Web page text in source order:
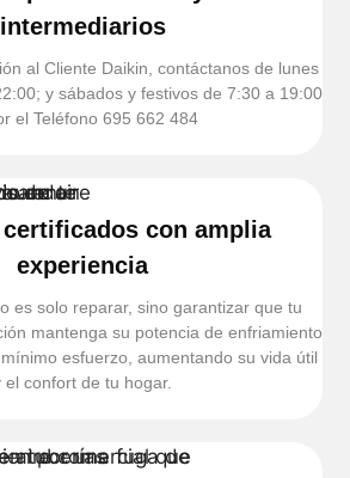
intermediarios
al Cliente Daikin, contáctanos de lunes
y sábados y festivos de 7:30 a 19:00
el Teléfono 695 662 484
con amplia
experiencia
es solo reparar, sino garantizar que tu
mantenga su potencia de enfriamiento
esfuerzo, aumentando su vida útil
el confort de tu hogar.